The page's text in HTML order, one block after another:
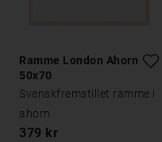
Ramme London Ahorn
50x70
Svenskfremstillet ramme i
ahorn
379 kr